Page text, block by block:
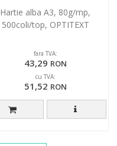
Hartie alba A3, 80g/mp,
500coli/top, OPTITEXT
fara TVA:
43,29 RON
cu TVA:
51,52 RON